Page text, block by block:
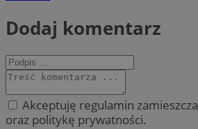
Dodaj komentarz
Akceptuję regulamin
oraz politykę prywatności.